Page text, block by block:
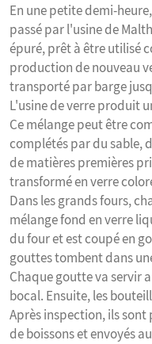
En une petite demi-
passé par l'usine de
épuré, prêt à être utilisé
production de nouveau
transporté par barge
L'usine de verre produit
Ce mélange peut être
complétés par du sable,
de matières premières
transformé en verre
Dans les grands fours,
mélange fond en verre
du four et est coupé en
gouttes tombent dans
Chaque goutte va servir
bocal. Ensuite, les
Après inspection, ils
de boissons et envoyés